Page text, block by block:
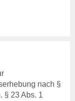
nach §
§ 23 Abs. 1